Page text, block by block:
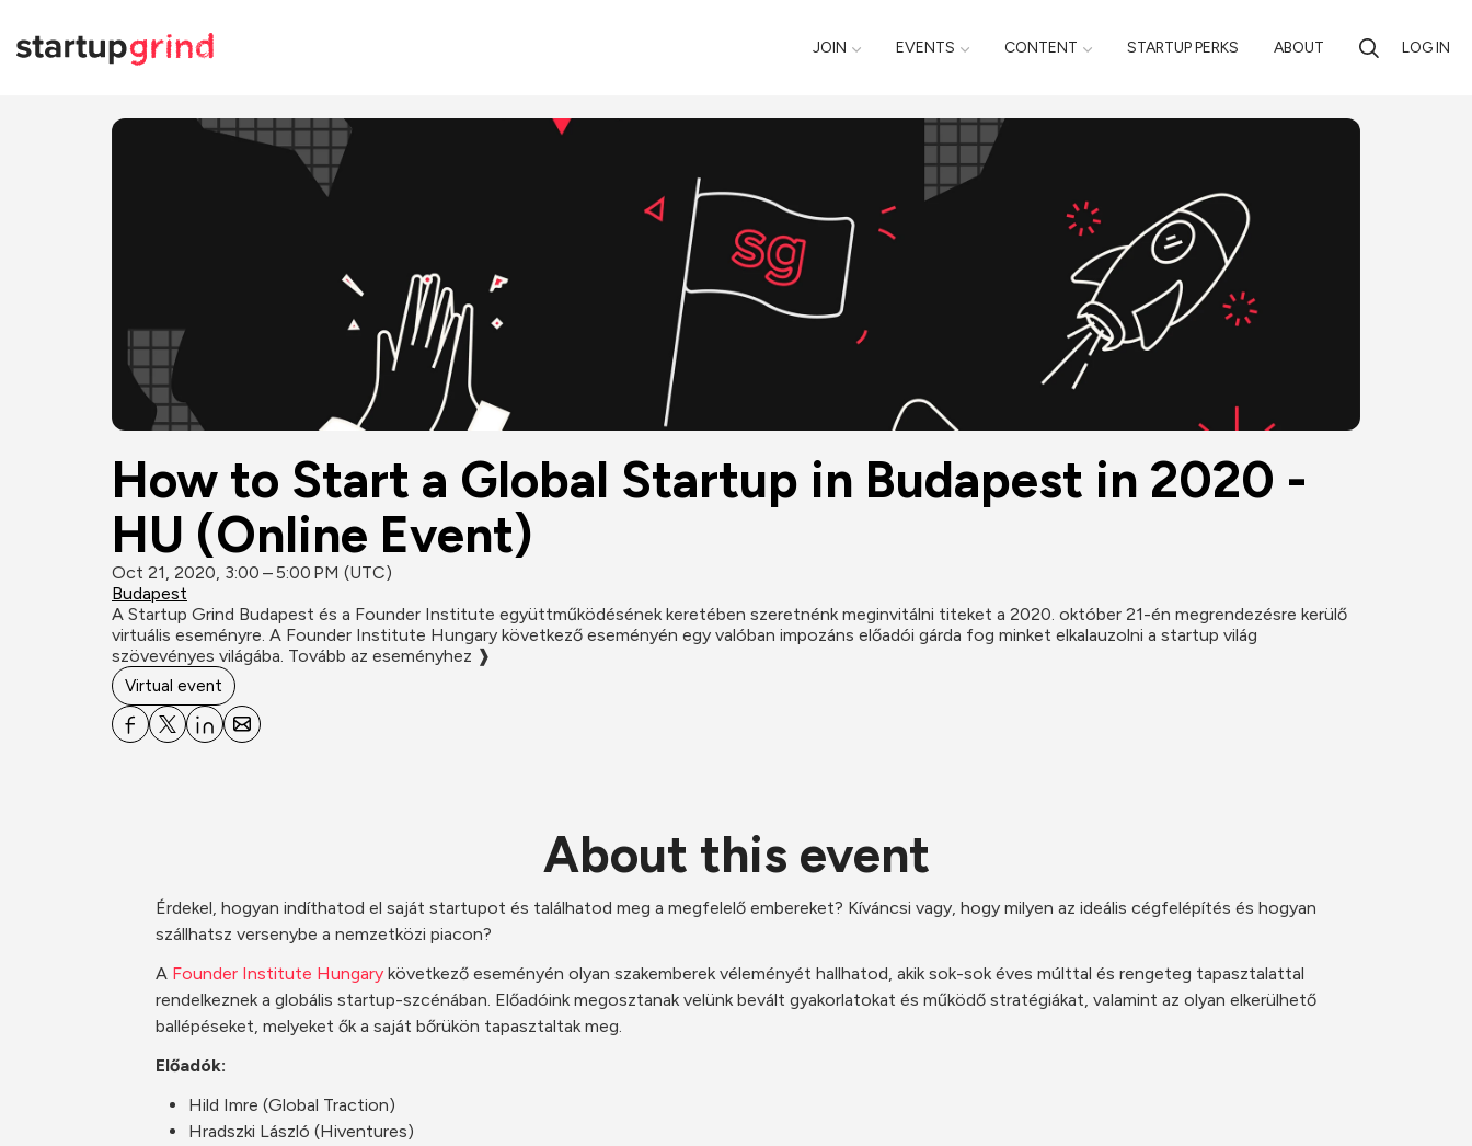
JOIN EVENTS CONTENT STARTUP PERKS ABOUT LOG IN
How to Start a Global Startup in Budapest in 2020 -
HU (Online Event)
Oct 21, 2020, 3:00 – 5:00 PM (UTC)
Budapest
A Startup Grind Budapest és a Founder Institute együttműködésének keretében szeretnénk meginvitálni titeket a 2020. október 21-én megrendezésre kerülő
virtuális eseményre. A Founder Institute Hungary következő eseményén egy valóban impozáns előadói gárda fog minket elkalauzolni a startup világ
szövevényes világába. Tovább az eseményhez ❱
Virtual event
About this event
Érdekel, hogyan indíthatod el saját startupot és találhatod meg a megfelelő embereket? Kíváncsi vagy, hogy milyen az ideális cégfelépítés és hogyan
szállhatsz versenybe a nemzetközi piacon?
A Founder Institute Hungary következő eseményén olyan szakemberek véleményét hallhatod, akik sok-sok éves múlttal és rengeteg tapasztalattal
rendelkeznek a globális startup-szcénában. Előadóink megosztanak velünk bevált gyakorlatokat és működő stratégiákat, valamint az olyan elkerülhető
ballépéseket, melyeket ők a saját bőrükön tapasztaltak meg.
Előadók:
Hild Imre (Global Traction)
Hradszki László (Hiventures)